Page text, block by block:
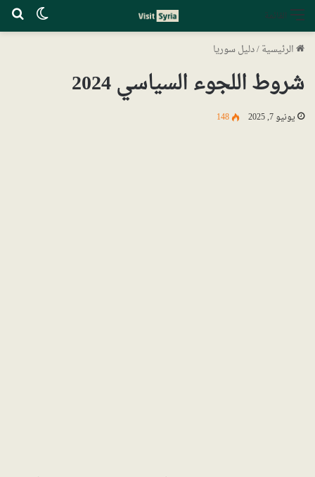
القائمة
الرئيسية/دليل سوريا
شروط اللجوء السياسي 2024
يونيو 7, 2025 148